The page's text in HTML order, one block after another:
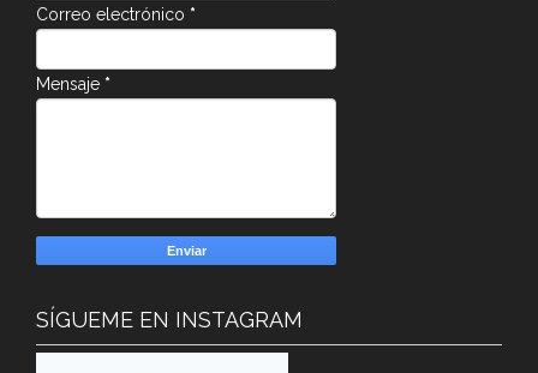
Correo electrónico *
Mensaje *
SÍGUEME EN INSTAGRAM